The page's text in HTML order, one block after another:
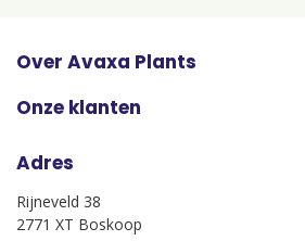
Over Avaxa Plants
Onze klanten
Adres
Rijneveld 38
2771 XT Boskoop